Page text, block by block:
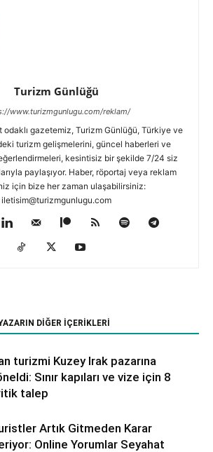
Turizm Günlüğü
www.turizmgunlugu.com/reklam/
odaklı gazetemiz, Turizm Günlüğü, Türkiye ve
turizm gelişmelerini, güncel haberleri ve
kesintisiz bir şekilde 7/24 siz
paylaşıyor. Haber, röportaj veya reklam
için bize her zaman ulaşabilirsiniz:
iletisim@turizmgunlugu.com
DIĞER İÇERIKLERI
turizmi Kuzey Irak pazarına
Sınır kapıları ve vize için 8
talep
Artık Gitmeden Karar
Online Yorumlar Seyahat